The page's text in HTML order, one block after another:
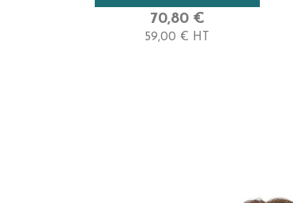
Moyenne
Longueur
70,80 €
59,00 € HT